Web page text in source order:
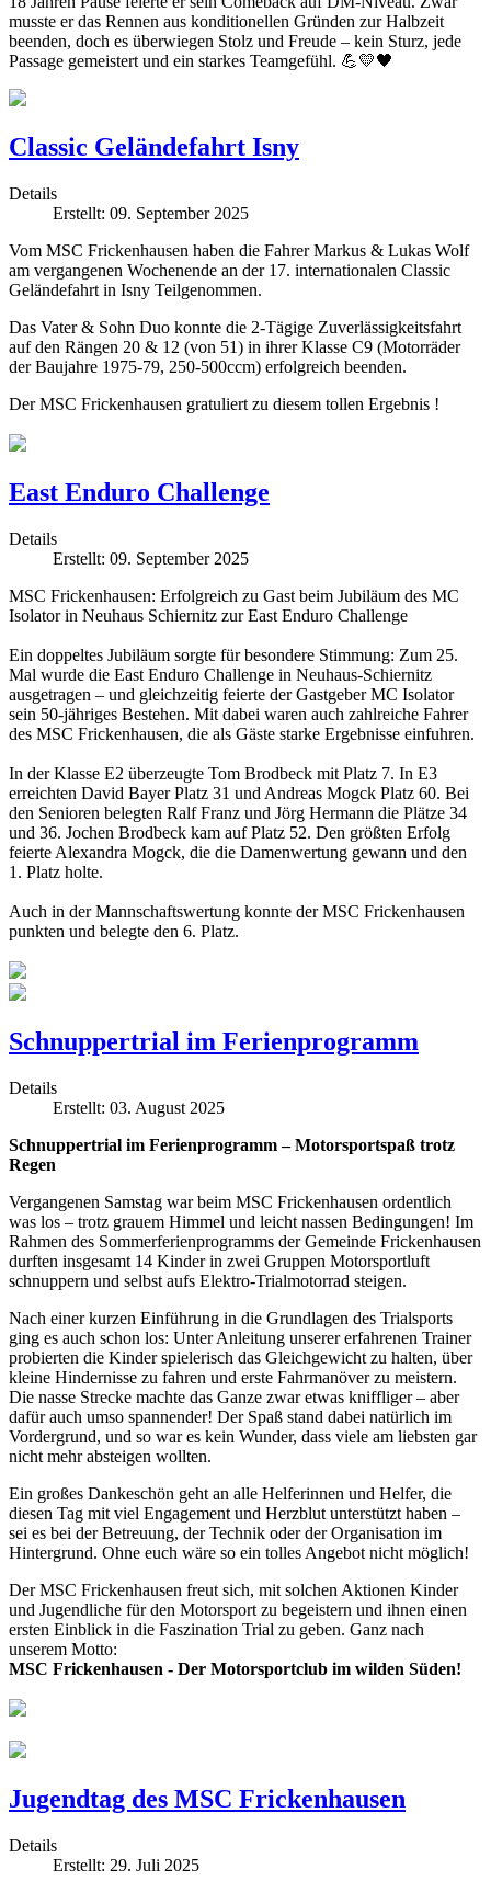
musste er das Rennen aus konditionellen Gründen zur Halbzeit
beenden, doch es überwiegen Stolz und Freude – kein Sturz, jede
Passage gemeistert und ein starkes Teamgefühl. 💪💛🖤
Classic Geländefahrt Isny
Details
Erstellt: 09. September 2025
Vom MSC Frickenhausen haben die Fahrer Markus & Lukas Wolf
am vergangenen Wochenende an der 17. internationalen Classic
Geländefahrt in Isny Teilgenommen.
Das Vater & Sohn Duo konnte die 2-Tägige Zuverlässigkeitsfahrt
auf den Rängen 20 & 12 (von 51) in ihrer Klasse C9 (Motorräder
der Baujahre 1975-79, 250-500ccm) erfolgreich beenden.
Der MSC Frickenhausen gratuliert zu diesem tollen Ergebnis !
East Enduro Challenge
Details
Erstellt: 09. September 2025
MSC Frickenhausen: Erfolgreich zu Gast beim Jubiläum des MC
Isolator in Neuhaus Schiernitz zur East Enduro Challenge
Ein doppeltes Jubiläum sorgte für besondere Stimmung: Zum 25.
Mal wurde die East Enduro Challenge in Neuhaus-Schiernitz
ausgetragen – und gleichzeitig feierte der Gastgeber MC Isolator
sein 50-jähriges Bestehen. Mit dabei waren auch zahlreiche Fahrer
des MSC Frickenhausen, die als Gäste starke Ergebnisse einfuhren.
In der Klasse E2 überzeugte Tom Brodbeck mit Platz 7. In E3
erreichten David Bayer Platz 31 und Andreas Mogck Platz 60. Bei
den Senioren belegten Ralf Franz und Jörg Hermann die Plätze 34
und 36. Jochen Brodbeck kam auf Platz 52. Den größten Erfolg
feierte Alexandra Mogck, die die Damenwertung gewann und den
1. Platz holte.
Auch in der Mannschaftswertung konnte der MSC Frickenhausen
punkten und belegte den 6. Platz.
Schnuppertrial im Ferienprogramm
Details
Erstellt: 03. August 2025
Schnuppertrial im Ferienprogramm – Motorsportspaß trotz
Regen
Vergangenen Samstag war beim MSC Frickenhausen ordentlich
was los – trotz grauem Himmel und leicht nassen Bedingungen! Im
Rahmen des Sommerferienprogramms der Gemeinde Frickenhausen
durften insgesamt 14 Kinder in zwei Gruppen Motorsportluft
schnuppern und selbst aufs Elektro-Trialmotorrad steigen.
Nach einer kurzen Einführung in die Grundlagen des Trialsports
ging es auch schon los: Unter Anleitung unserer erfahrenen Trainer
probierten die Kinder spielerisch das Gleichgewicht zu halten, über
kleine Hindernisse zu fahren und erste Fahrmanöver zu meistern.
Die nasse Strecke machte das Ganze zwar etwas kniffliger – aber
dafür auch umso spannender! Der Spaß stand dabei natürlich im
Vordergrund, und so war es kein Wunder, dass viele am liebsten gar
nicht mehr absteigen wollten.
Ein großes Dankeschön geht an alle Helferinnen und Helfer, die
diesen Tag mit viel Engagement und Herzblut unterstützt haben –
sei es bei der Betreuung, der Technik oder der Organisation im
Hintergrund. Ohne euch wäre so ein tolles Angebot nicht möglich!
Der MSC Frickenhausen freut sich, mit solchen Aktionen Kinder
und Jugendliche für den Motorsport zu begeistern und ihnen einen
ersten Einblick in die Faszination Trial zu geben. Ganz nach
unserem Motto:
MSC Frickenhausen - Der Motorsportclub im wilden Süden!
Jugendtag des MSC Frickenhausen
Details
Erstellt: 29. Juli 2025